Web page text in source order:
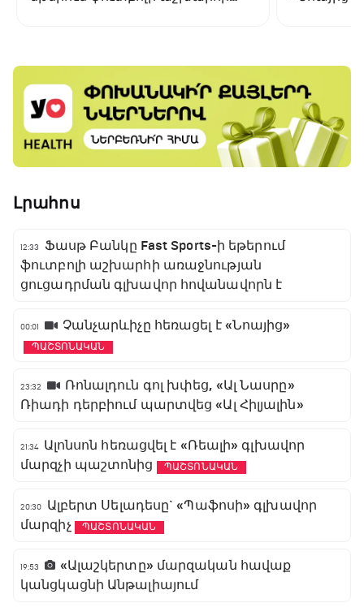
Լրահոս
12:33
Ֆասթ Բանկը Fast Sports-ի եթերում
ֆուտբոլի աշխարհի առաջնության
ցուցադրման գլխավոր հովանավորն է
00:01 Չանչարևիչը հեռացել է «Նոայից»
ՊԱՇՏՈՆԱԿԱՆ
23:32
Ռոնալդուն գոլ խփեց, «Ալ Նասրը»
Ռիադի դերբիում պարտվեց «Ալ Հիլյալին»
21:34 Ալոնսոն հեռացվել է «Ռեալի» գլխավոր
մարզչի պաշտոնից
ՊԱՇՏՈՆԱԿԱՆ
20:30
Ալբերտ Սելադեսը` «Պաֆոսի» գլխավոր
մարզիչ
ՊԱՇՏՈՆԱԿԱՆ
19:53
«Ալաշկերտը» մարզական հավաք
կանցկացնի Անթալիայում